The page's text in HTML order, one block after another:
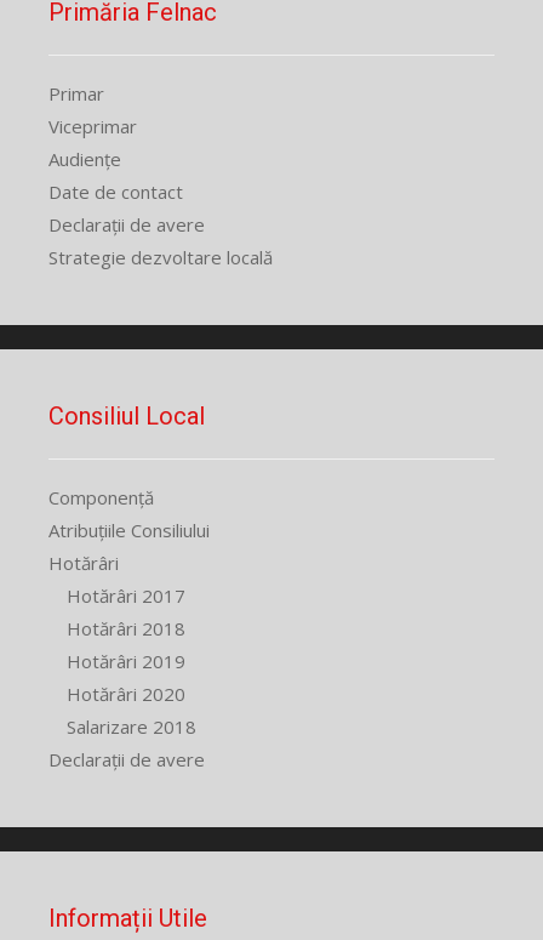
Primăria Felnac
Primar
Viceprimar
Audiențe
Date de contact
Declarații de avere
Strategie dezvoltare locală
Consiliul Local
Componență
Atribuțiile Consiliului
Hotărâri
Hotărâri 2017
Hotărâri 2018
Hotărâri 2019
Hotărâri 2020
Salarizare 2018
Declarații de avere
Informații Utile